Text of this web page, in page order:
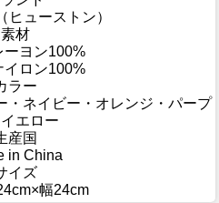
ヒューストン）
素材
ーヨン100%
イロン100%
ラー
・ネイビー・オレンジ・パープ
エロー
産国
in China
イズ
幅24cm